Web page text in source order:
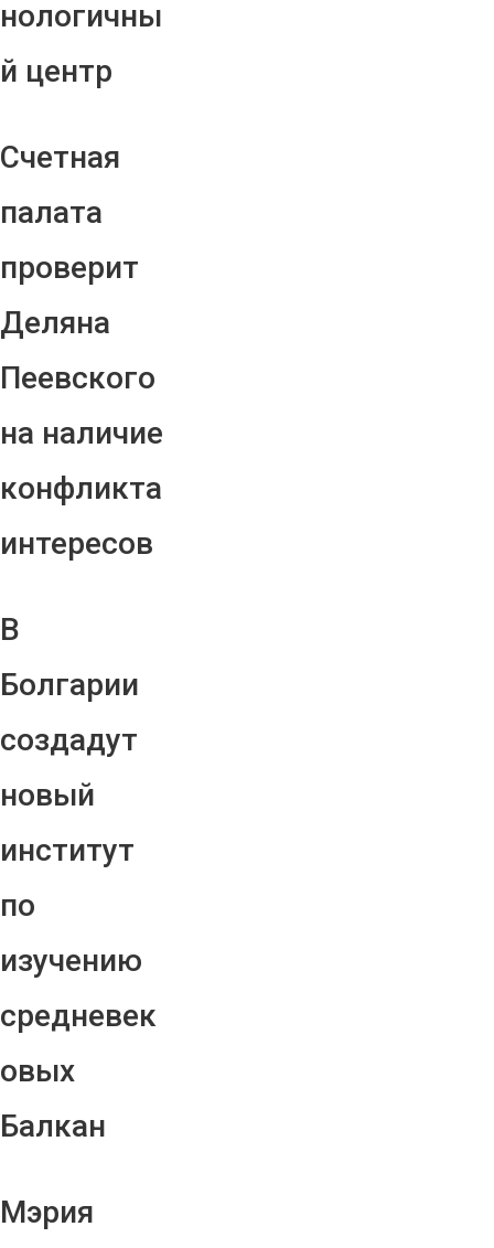
нологичны
й центр
Счетная
палата
проверит
Деляна
Пеевского
на наличие
конфликта
интересов
В
Болгарии
создадут
новый
институт
по
изучению
средневек
овых
Балкан
Мэрия